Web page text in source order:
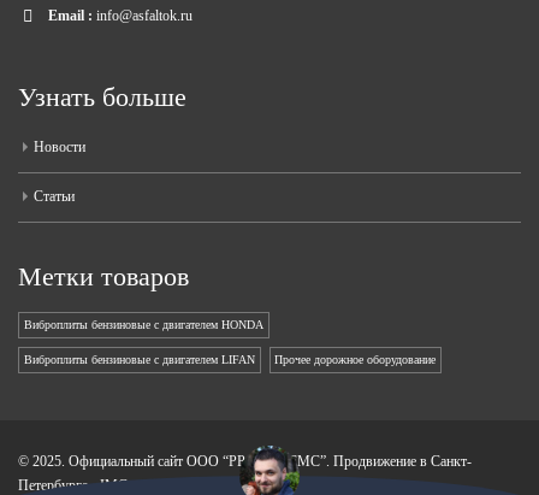
Email : info@asfaltok.ru
Узнать больше
Новости
Статьи
Метки товаров
Виброплиты бензиновые с двигателем HONDA
Виброплиты бензиновые с двигателем LIFAN Прочее дорожное оборудование
© 2025. Официальный сайт ООО “РР-СИСТЕМС”. Продвижение в Санкт-
Петербурге - IMG